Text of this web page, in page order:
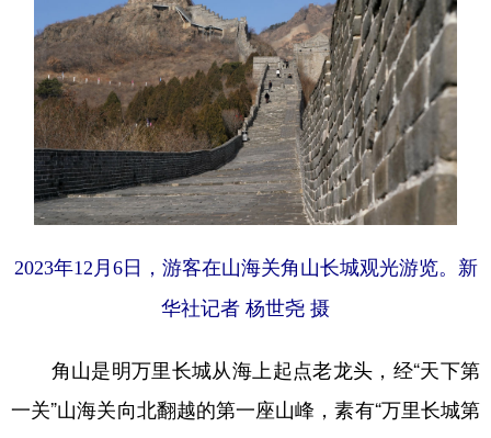
2023年12月6日，游客在山海关角山长城观光游览。新
华社记者 杨世尧 摄
角山是明万里长城从海上起点老龙头，经“天下第
一关”山海关向北翻越的第一座山峰，素有“万里长城第